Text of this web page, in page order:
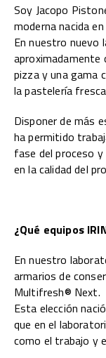
Soy Jacopo
moderna nacida
En nuestro nuevo
aproximadamente
pizza y una gama
la pastelería
Disponer de más
ha permitido
fase del proceso
en la calidad del
¿Qué equipos
En nuestro
armarios de
Multifresh® Next.
Esta elección
que en el
como el trabajo y